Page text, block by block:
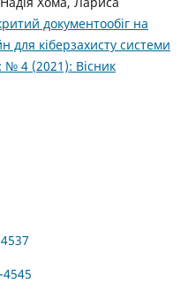
документообіг на
для кіберзахисту системи
№ 4 (2021): Вісник
4545